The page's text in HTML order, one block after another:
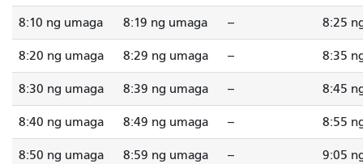
8:10 ng umaga 8:19 ng umaga -- 8:25
8:20 ng umaga 8:29 ng umaga -- 8:35
8:30 ng umaga 8:39 ng umaga -- 8:45
8:40 ng umaga 8:49 ng umaga -- 8:55
8:50 ng umaga 8:59 ng umaga -- 9:05